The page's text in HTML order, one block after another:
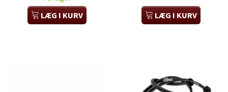
LÆG I KURV
LÆG I KURV